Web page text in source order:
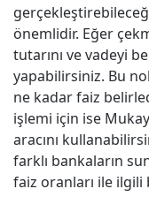
önemlidir. Eğer
tutarını ve vadeyi
yapabilirsiniz. Bu
ne kadar faiz
işlemi için ise
aracını
farklı bankaların
faiz oranları ile